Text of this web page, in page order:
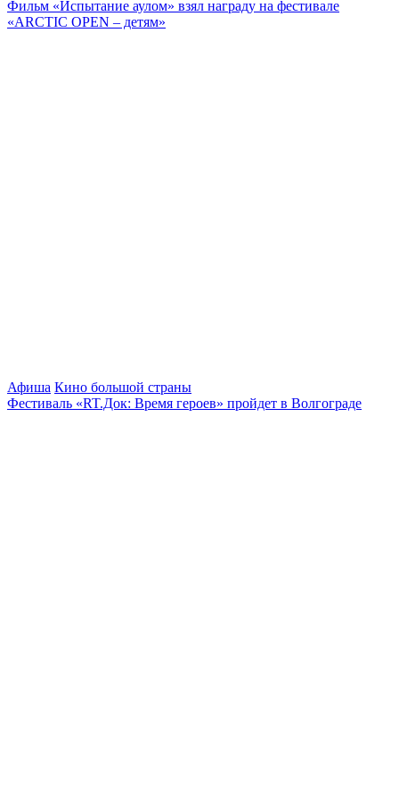
Фильм «Испытание аулом» взял награду на фестивале
«ARCTIC OPEN – детям»
Афиша Кино большой страны
Фестиваль «RT.Док: Время героев» пройдет в Волгограде